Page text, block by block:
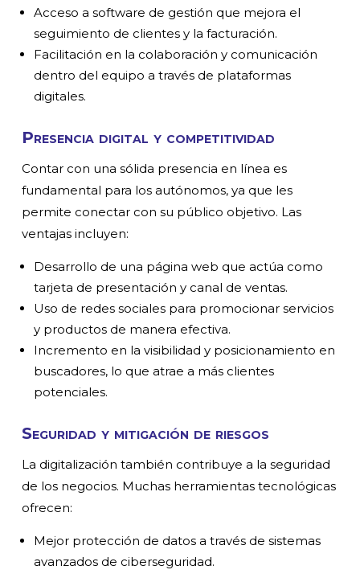
Acceso a software de gestión que mejora el
seguimiento de clientes y la facturación.
Facilitación en la colaboración y comunicación
dentro del equipo a través de plataformas
digitales.
Presencia digital y competitividad
Contar con una sólida presencia en línea es
fundamental para los autónomos, ya que les
permite conectar con su público objetivo. Las
ventajas incluyen:
Desarrollo de una página web que actúa como
tarjeta de presentación y canal de ventas.
Uso de redes sociales para promocionar servicios
y productos de manera efectiva.
Incremento en la visibilidad y posicionamiento en
buscadores, lo que atrae a más clientes
potenciales.
Seguridad y mitigación de riesgos
La digitalización también contribuye a la seguridad
de los negocios. Muchas herramientas tecnológicas
ofrecen:
Mejor protección de datos a través de sistemas
avanzados de ciberseguridad.